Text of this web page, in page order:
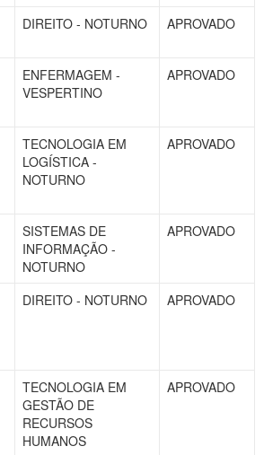
DIREITO - NOTURNO APROVADO
ENFERMAGEM -
VESPERTINO
APROVADO
TECNOLOGIA EM
LOGÍSTICA -
NOTURNO
APROVADO
SISTEMAS DE
INFORMAÇÃO -
NOTURNO
APROVADO
DIREITO - NOTURNO APROVADO
TECNOLOGIA EM
GESTÃO DE
RECURSOS
HUMANOS
APROVADO